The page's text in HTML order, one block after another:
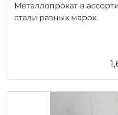
Металлопрокат в
стали разных марок